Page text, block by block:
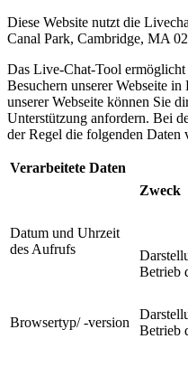
Diese Website nutzt die
Canal Park, Cambridge, MA
Das Live-Chat-Tool
Besuchern unserer Webseite
unserer Webseite können Sie
Unterstützung anfordern. Bei
der Regel die folgenden Daten
Verarbeitete Daten
Zweck
Datum und Uhrzeit
des Aufrufs
Betrieb
Browsertyp/ -version
Betrieb